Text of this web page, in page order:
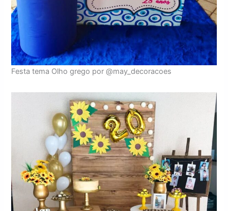
Festa tema Olho grego por @may_decoracoes